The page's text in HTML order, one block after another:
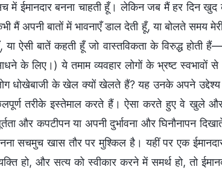
में ईमानदार बनना चाहती हूँ। लेकिन जब मैं हर दिन
मैं अपनी बातों में भावनाएँ डाल देती हूँ, या बोलते समय
या ऐसी बातें कहती हूँ जो वास्तविकता के विरुद्ध
के लिए।) ये तमाम व्यवहार लोगों के भ्रष्ट
धोखेबाजी के खेल क्यों खेलते हैं? यह उनके अपने उद्देश्य
तरीके इस्तेमाल करते हैं। ऐसा करते हुए वे खुले और
और कपटीपन या अपनी दुर्भावना और घिनौनापन
सचमुच खास तौर पर मुश्किल है। यहीं पर एक
हो, और सत्य को स्वीकार करने में समर्थ हो, तो